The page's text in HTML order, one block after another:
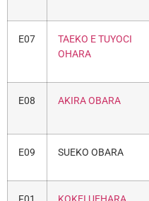
E07
TAEKO E TUYOCI
OHARA
E08 AKIRA OBARA
E09 SUEKO OBARA